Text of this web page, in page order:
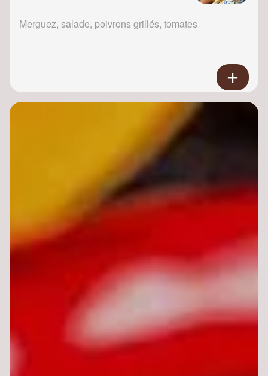
Merguez, salade, poivrons grillés, tomates